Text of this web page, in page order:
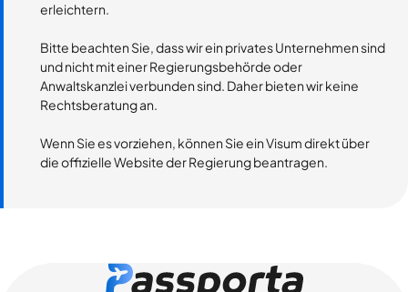
erleichtern.
Bitte beachten Sie, dass wir ein privates Unternehmen sind
und nicht mit einer Regierungsbehörde oder
Anwaltskanzlei verbunden sind. Daher bieten wir keine
Rechtsberatung an.
Wenn Sie es vorziehen, können Sie ein Visum direkt über
die offizielle Website der Regierung beantragen.